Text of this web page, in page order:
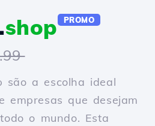
shop PROMO
são a escolha ideal
empresas que desejam
o mundo. Esta